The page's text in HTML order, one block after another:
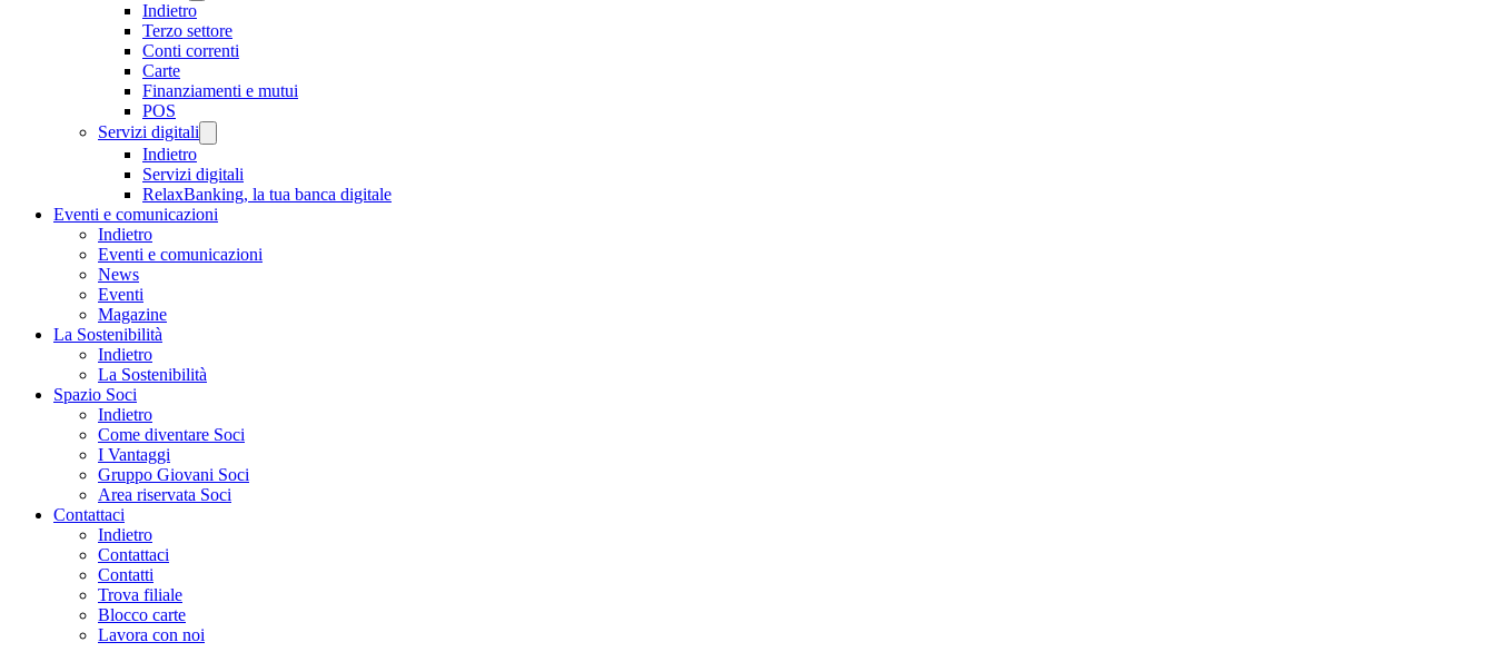
Indietro
Terzo settore
Conti correnti
Carte
Finanziamenti e mutui
POS
Servizi digitali
Indietro
Servizi digitali
RelaxBanking, la tua banca digitale
Eventi e comunicazioni
Indietro
Eventi e comunicazioni
News
Eventi
Magazine
La Sostenibilità
Indietro
La Sostenibilità
Spazio Soci
Indietro
Come diventare Soci
I Vantaggi
Gruppo Giovani Soci
Area riservata Soci
Contattaci
Indietro
Contattaci
Contatti
Trova filiale
Blocco carte
Lavora con noi